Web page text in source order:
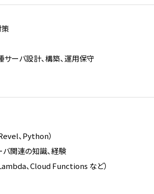
サーバ設計、構築、運用保守
、Python）
バ関連の知識、経験
、Cloud Functions など）